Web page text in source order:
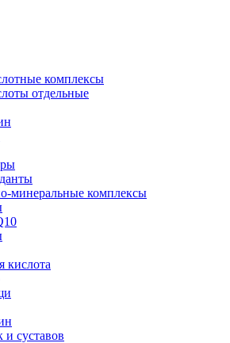
комплексы
отдельные
минеральные комплексы
кислота
и суставов